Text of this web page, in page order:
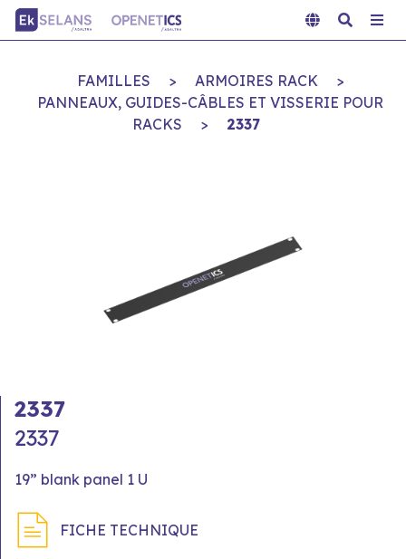
FAMILLES > ARMOIRES RACK
>
PANNEAUX, GUIDES-CÂBLES ET VISSERIE POUR
RACKS
> 2337
2337
2337
19” blank panel 1 U
FICHE TECHNIQUE